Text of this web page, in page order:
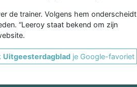
de trainer. Volgens hem onderscheidt
“Leeroy staat bekend om zijn
Uitgeesterdagblad je Google-favoriet